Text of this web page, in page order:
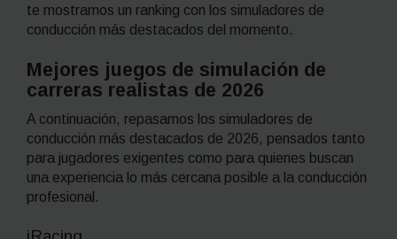
te mostramos un ranking con los simuladores de
conducción más destacados del momento.
Mejores juegos de simulación de
carreras realistas de 2026
A continuación, repasamos los simuladores de
conducción más destacados de 2026, pensados tanto
para jugadores exigentes como para quienes buscan
una experiencia lo más cercana posible a la conducción
profesional.